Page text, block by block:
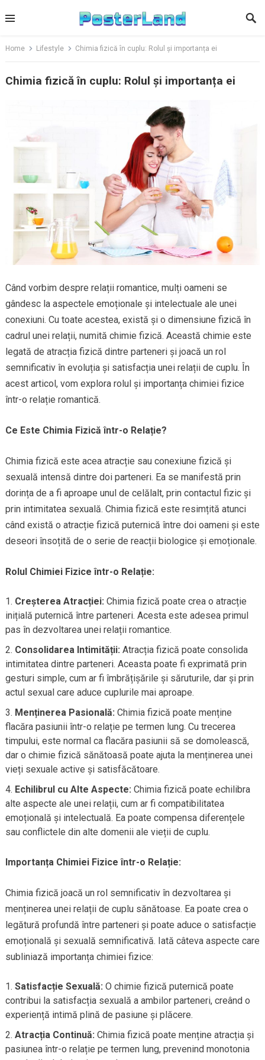
to
Home Lifestyle Chimia fizică în cuplu: Rolul și importanța ei
Chimia fizică în cuplu: Rolul și importanța ei
Când vorbim despre relații romantice, mulți oameni se
gândesc la aspectele emoționale și intelectuale ale unei
conexiuni. Cu toate acestea, există și o dimensiune fizică în
cadrul unei relații, numită chimie fizică. Această chimie este
legată de atracția fizică dintre parteneri și joacă un rol
semnificativ în evoluția și satisfacția unei relații de cuplu. În
acest articol, vom explora rolul și importanța chimiei fizice
într-o relație romantică.
Ce Este Chimia Fizică într-o Relație?
Chimia fizică este acea atracție sau conexiune fizică și
sexuală intensă dintre doi parteneri. Ea se manifestă prin
dorința de a fi aproape unul de celălalt, prin contactul fizic și
prin intimitatea sexuală. Chimia fizică este resimțită atunci
când există o atracție fizică puternică între doi oameni și este
deseori însoțită de o serie de reacții biologice și emoționale.
Rolul Chimiei Fizice într-o Relație:
Creșterea Atracției: Chimia fizică poate crea o atracție
inițială puternică între parteneri. Acesta este adesea primul
pas în dezvoltarea unei relații romantice.
Consolidarea Intimității: Atracția fizică poate consolida
intimitatea dintre parteneri. Aceasta poate fi exprimată prin
gesturi simple, cum ar fi îmbrățișările și săruturile, dar și prin
actul sexual care aduce cuplurile mai aproape.
Menținerea Pasională: Chimia fizică poate menține
flacăra pasiunii într-o relație pe termen lung. Cu trecerea
timpului, este normal ca flacăra pasiunii să se domolească,
dar o chimie fizică sănătoasă poate ajuta la menținerea unei
vieți sexuale active și satisfăcătoare.
Echilibrul cu Alte Aspecte: Chimia fizică poate echilibra
alte aspecte ale unei relații, cum ar fi compatibilitatea
emoțională și intelectuală. Ea poate compensa diferențele
sau conflictele din alte domenii ale vieții de cuplu.
Importanța Chimiei Fizice într-o Relație:
Chimia fizică joacă un rol semnificativ în dezvoltarea și
menținerea unei relații de cuplu sănătoase. Ea poate crea o
legătură profundă între parteneri și poate aduce o satisfacție
emoțională și sexuală semnificativă. Iată câteva aspecte care
subliniază importanța chimiei fizice:
Satisfacție Sexuală: O chimie fizică puternică poate
contribui la satisfacția sexuală a ambilor parteneri, creând o
experiență intimă plină de pasiune și plăcere.
Atracția Continuă: Chimia fizică poate menține atracția și
pasiunea într-o relație pe termen lung, prevenind monotonia